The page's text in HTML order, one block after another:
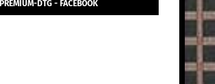
PREMIUM-DTG - FACEBOOK